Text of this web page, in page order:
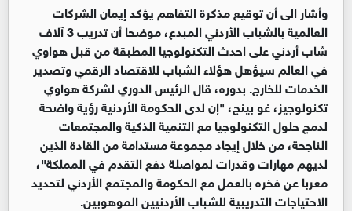
وأشار الى أن توقيع مذكرة التفاهم يؤكد إيمان الشركات
العالمية بالشباب الأردني المبدع، موضحا أن تدريب 3 آلاف
شاب أردني على احدث التكنولوجيا المطبقة من قبل هواوي
في العالم سيؤهل هؤلاء الشباب للاقتصاد الرقمي وتصدير
الخدمات للخارج. بدوره، قال الرئيس الدوري لشركة هواوي
تكنولوجيز، غو بينج، "إن لدى الحكومة الأردنية رؤية واضحة
لدمج حلول التكنولوجيا مع التنمية الذكية والمجتمعات
الناجحة، من خلال إيجاد مجموعة مستدامة من القادة الذين
لديهم مهارات وقدرات لمواصلة دفع التقدم في المملكة"،
معربا عن فخره بالعمل مع الحكومة والمجتمع الأردني لتحديد
الاحتياجات التدريبية للشباب الأردنيين الموهوبين.